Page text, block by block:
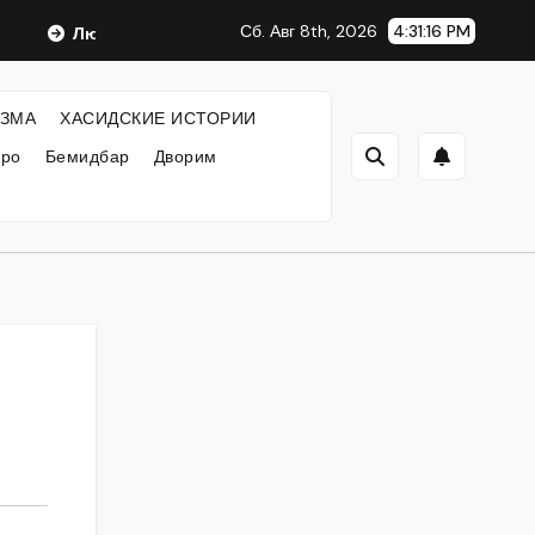
Любавический Ребе ФИЛОСОФИЯ ХАСИДИЗМА
Сб. Авг 8th, 2026 4:31:16 PM
ХАСИДСКИЕ ИСТОРИИ
Бемидбар
Дворим